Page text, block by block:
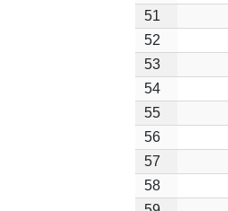
51
52
53
54
55
56
57
58